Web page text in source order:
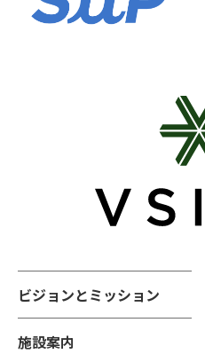
ビジョンとミッション
施設案内